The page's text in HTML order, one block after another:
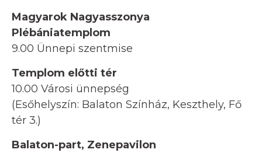
Magyarok Nagyasszonya
Plébániatemplom
9.00 Ünnepi szentmise
Templom előtti tér
10.00 Városi ünnepség
(Esőhelyszín: Balaton Színház, Keszthely, Fő
tér 3.)
Balaton-part, Zenepavilon